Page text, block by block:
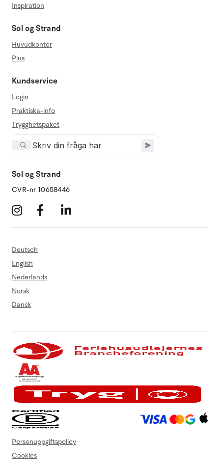
Inspiration
Sol og Strand
Huvudkontor
Plus
Kundservice
Login
Praktiska-info
Trygghetspaket
Sol og Strand
CVR-nr 10658446
Deutsch
English
Nederlands
Norsk
Dansk
Personuppgiftspolicy
Cookies